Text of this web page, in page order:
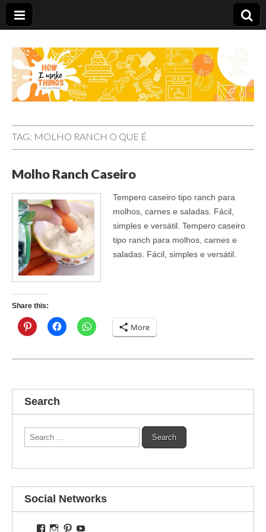
Carolina Stefano
TAG: MOLHO RANCH O QUE É
Molho Ranch Caseiro
Tempero caseiro tipo ranch para
molhos, carnes e saladas. Fácil,
simples e versátil. Tempero caseiro
tipo ranch para molhos, carnes e
saladas. Fácil, simples e versátil.
Share this:
More
Search
Search
for:
Social Networks
ViewViewView